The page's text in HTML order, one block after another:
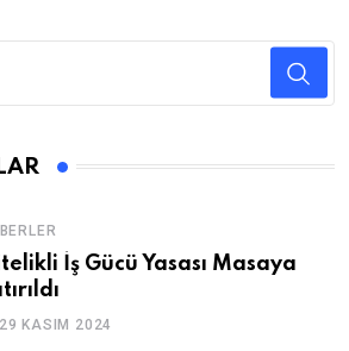
İş Gücü Yasası Masaya
29 KASIM 2024